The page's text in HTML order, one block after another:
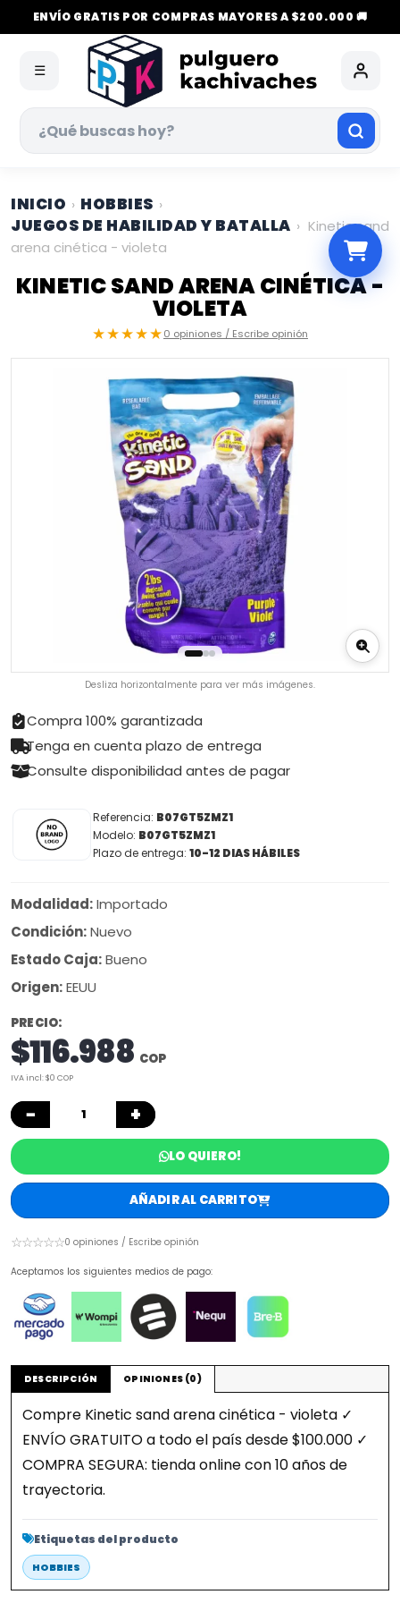
ENVÍO GRATIS POR COMPRAS MAYORES A $200.000 🚚
☰
INICIO › HOBBIES ›
JUEGOS DE HABILIDAD Y BATALLA › Kinetic sand
arena cinética - violeta
KINETIC SAND ARENA CINÉTICA -
VIOLETA
★★★★★0 opiniones / Escribe opinión
Desliza horizontalmente para ver más imágenes.
Compra 100% garantizada
Tenga en cuenta plazo de entrega
Consulte disponibilidad antes de pagar
Referencia: B07GT5ZMZ1
Modelo: B07GT5ZMZ1
Plazo de entrega: 10-12 DIAS HÁBILES
Modalidad:Importado
Condición:Nuevo
Estado Caja:Bueno
Origen:EEUU
PRECIO:
$116.988 COP
IVA incl: $0 COP
− +
LO QUIERO!
AÑADIR AL CARRITO
☆☆☆☆☆0 opiniones / Escribe opinión
Aceptamos los siguientes medios de pago:
DESCRIPCIÓN OPINIONES (0)
Compre Kinetic sand arena cinética - violeta ✓
ENVÍO GRATUITO a todo el país desde $100.000 ✓
COMPRA SEGURA: tienda online con 10 años de
trayectoria.
Etiquetas del producto
HOBBIES